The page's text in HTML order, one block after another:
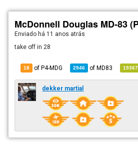
McDonnell Douglas MD-83
Enviado há 11 anos atrás
take off in 28
18 of P4-MDG 2946 ofMD83 19367
dekker martial